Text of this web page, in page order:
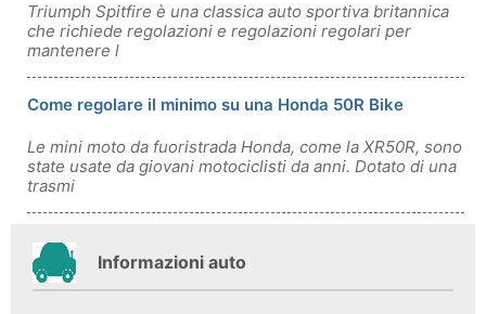
Triumph Spitfire è una classica auto sportiva britannica
che richiede regolazioni e regolazioni regolari per
mantenere l
Come regolare il minimo su una Honda 50R Bike
Le mini moto da fuoristrada Honda, come la XR50R, sono
state usate da giovani motociclisti da anni. Dotato di una
trasmi
Informazioni auto